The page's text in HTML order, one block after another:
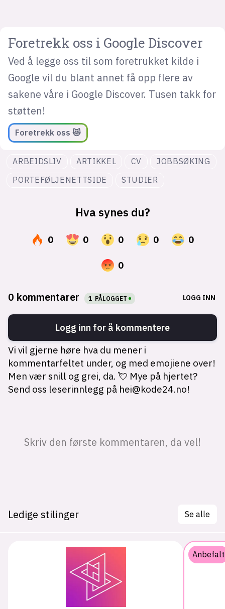
Foretrekk oss i Google Discover
Ved å legge oss til som foretrukket kilde i
Google vil du blant annet få opp flere av
sakene våre i Google Discover. Tusen takk for
støtten!
Foretrekk oss 😻
ARBEIDSLIV ARTIKKEL CV
JOBBSØKING
PORTEFØLJENETTSIDE
STUDIER
Ledige stilinger Se alle
Anbefalt